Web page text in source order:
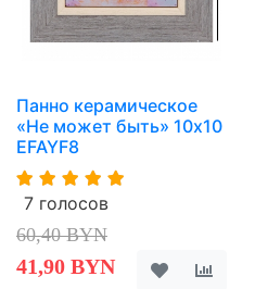
Панно керамическое
«Не может быть» 10х10
EFAYF8
7 голосов
60,40 BYN
41,90 BYN